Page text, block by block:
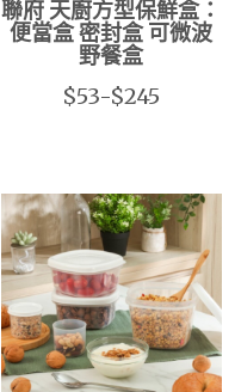
聯府 天廚方型保鮮盒：
便當盒 密封盒 可微波
野餐盒
$53-$245